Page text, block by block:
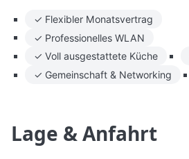
✓ Flexibler Monatsvertrag
✓ Professionelles WLAN
✓ Voll ausgestattete Küche
✓ Gemeinschaft & Networking
Lage & Anfahrt